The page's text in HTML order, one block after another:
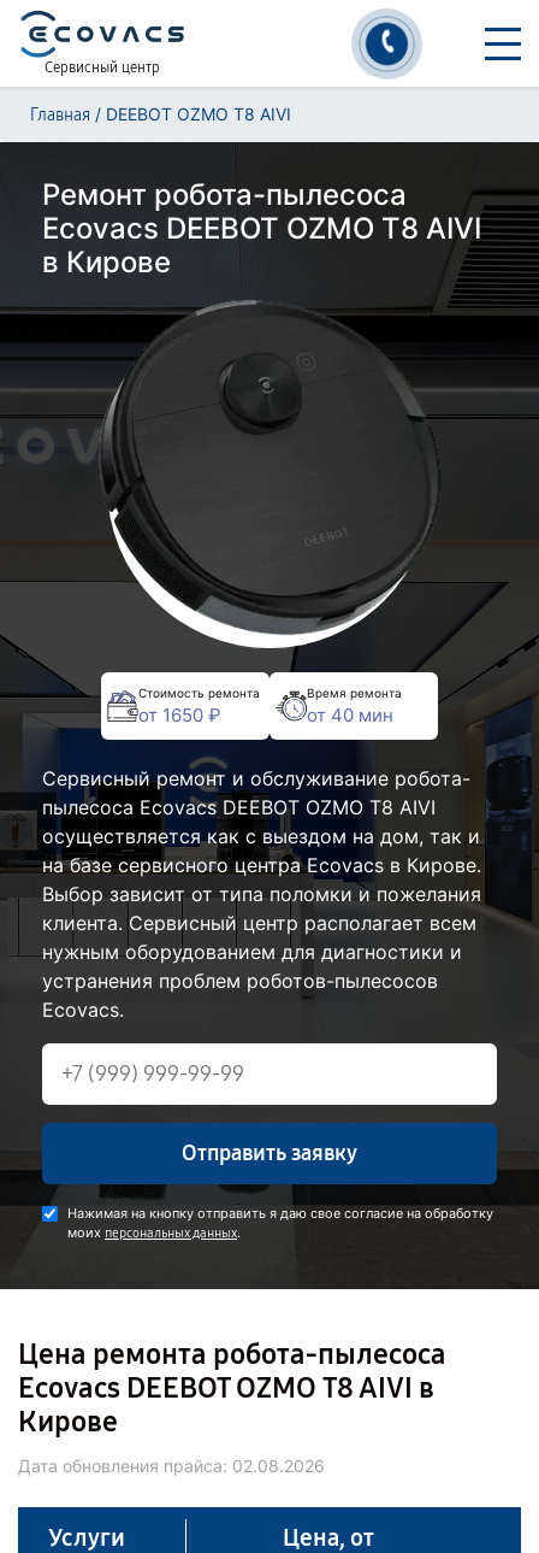
Сервисный центр
Главная / DEEBOT OZMO T8 AIVI
Ремонт робота-пылесоса
Ecovacs DEEBOT OZMO T8 AIVI
в Кирове
Стоимость ремонта
от 1650 ₽
Время ремонта
от 40 мин
Сервисный ремонт и обслуживание робота-
пылесоса Ecovacs DEEBOT OZMO T8 AIVI
осуществляется как с выездом на дом, так и
на базе сервисного центра Ecovacs в Кирове.
Выбор зависит от типа поломки и пожелания
клиента. Сервисный центр располагает всем
нужным оборудованием для диагностики и
устранения проблем роботов-пылесосов
Ecovacs.
Отправить заявку
Нажимая на кнопку отправить я даю свое согласие на обработку
моих персональных данных.
Цена ремонта робота-пылесоса
Ecovacs DEEBOT OZMO T8 AIVI в
Кирове
Дата обновления прайса: 02.08.2026
Услуги Цена, от